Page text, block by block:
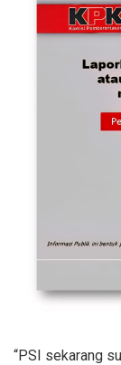
“PSI sekarang